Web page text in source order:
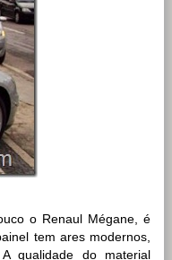
o Renaul Mégane, é
tem ares modernos,
qualidade do material